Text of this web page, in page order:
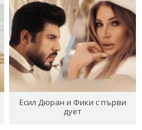
Есил Дюран и Фики с първи
дует